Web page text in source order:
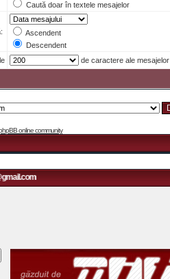
Caută doar în textele mesajelor
Ascendent
Descendent
de caractere ale mesajelor
online community